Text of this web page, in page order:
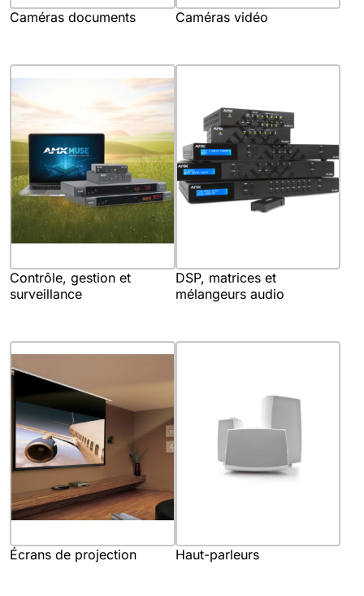
Caméras documents Caméras vidéo
Contrôle, gestion et
surveillance
DSP, matrices et
mélangeurs audio
Écrans de projection Haut-parleurs